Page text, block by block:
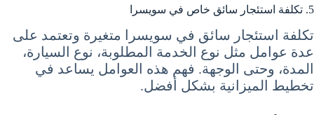
5. تكلفة استئجار سائق خاص في سويسرا
تكلفة استئجار سائق في سويسرا متغيرة وتعتمد على
عدة عوامل مثل نوع الخدمة المطلوبة، نوع السيارة،
المدة، وحتى الوجهة. فهم هذه العوامل يساعد في
تخطيط الميزانية بشكل أفضل.